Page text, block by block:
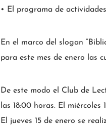
• El programa de
En el marco del slogan
para este mes de enero las
De este modo el Club de
las 18:00 horas. El
El jueves 15 de enero se